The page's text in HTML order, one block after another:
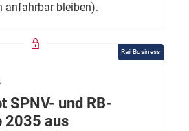
anfahrbar bleiben).
Rail Business
SPNV- und RB-
2035 aus